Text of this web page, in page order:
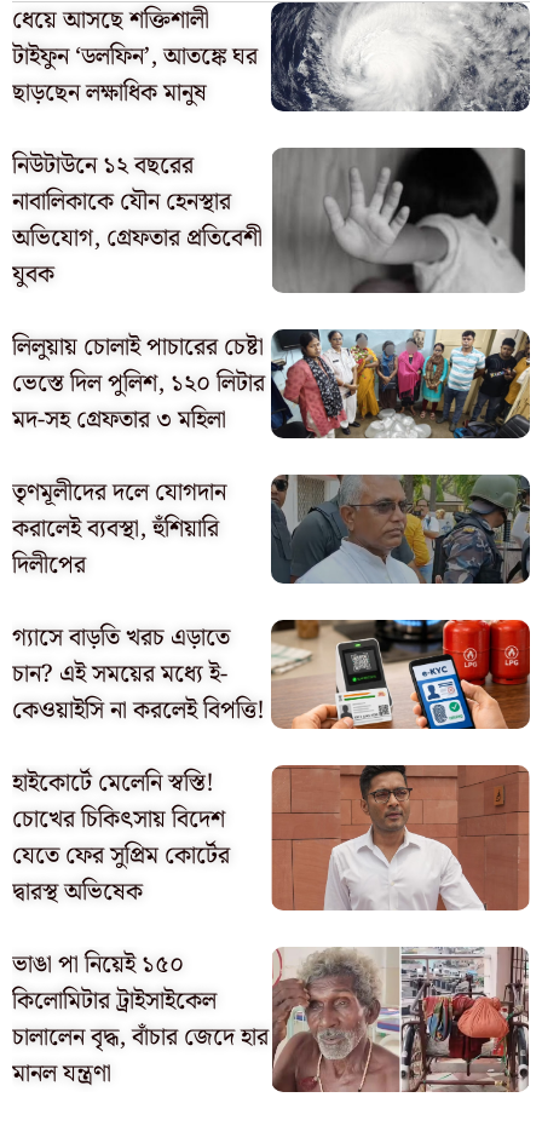
ধেয়ে আসছে শক্তিশালী
টাইফুন ‘ডলফিন’, আতঙ্কে ঘর
ছাড়ছেন লক্ষাধিক মানুষ
নিউটাউনে ১২ বছরের
নাবালিকাকে যৌন হেনস্থার
অভিযোগ, গ্রেফতার প্রতিবেশী
যুবক
লিলুয়ায় চোলাই পাচারের চেষ্টা
ভেস্তে দিল পুলিশ, ১২০ লিটার
মদ-সহ গ্রেফতার ৩ মহিলা
তৃণমূলীদের দলে যোগদান
করালেই ব্যবস্থা, হুঁশিয়ারি
দিলীপের
গ্যাসে বাড়তি খরচ এড়াতে
চান? এই সময়ের মধ্যে ই-
কেওয়াইসি না করলেই বিপত্তি!
হাইকোর্টে মেলেনি স্বস্তি!
চোখের চিকিৎসায় বিদেশ
যেতে ফের সুপ্রিম কোর্টের
দ্বারস্থ অভিষেক
ভাঙা পা নিয়েই ১৫০
কিলোমিটার ট্রাইসাইকেল
চালালেন বৃদ্ধ, বাঁচার জেদে হার
মানল যন্ত্রণা